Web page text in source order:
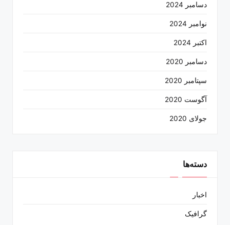
دسامبر 2024
نوامبر 2024
اکتبر 2024
دسامبر 2020
سپتامبر 2020
آگوست 2020
جولای 2020
دسته‌ها
اخبار
گرافیک